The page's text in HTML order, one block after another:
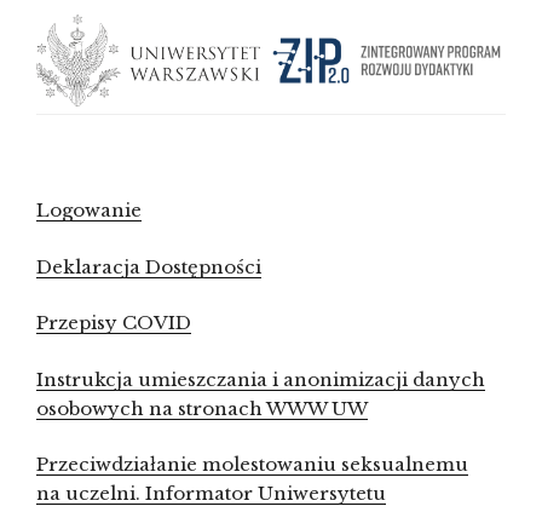
Logowanie
Deklaracja Dostępności
Przepisy COVID
Instrukcja umieszczania i anonimizacji danych
osobowych na stronach WWW UW
Przeciwdziałanie molestowaniu seksualnemu
na uczelni. Informator Uniwersytetu